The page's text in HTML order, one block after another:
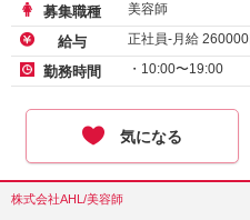
募集職種 美容師
給与 正社員-月給 260000
勤務時間 ・10:00〜19:00
気になる
株式会社AHL/美容師